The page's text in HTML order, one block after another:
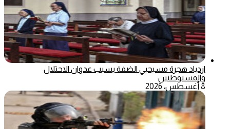
ازدياد هجرة مسيحيي الضفة بسبب عدوان الاحتلال
والمستوطنين
8 أغسطس، 2026